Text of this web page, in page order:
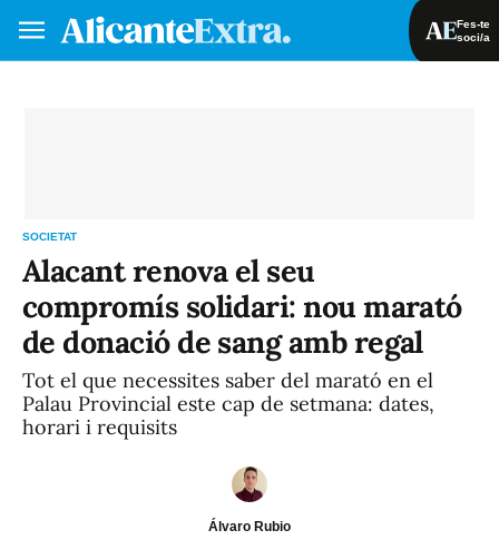
Fes-te
soci/a
SOCIETAT
Alacant renova el seu
compromís solidari: nou marató
de donació de sang amb regal
Tot el que necessites saber del marató en el
Palau Provincial este cap de setmana: dates,
horari i requisits
Álvaro Rubio